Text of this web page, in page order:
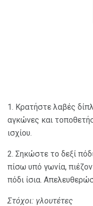
1. Κρατήστε λαβές
αγκώνες και
ισχίου.
2. Σηκώστε το δεξί
πίσω υπό γωνία,
πόδι ίσια.
Στόχοι: γλουτέτες